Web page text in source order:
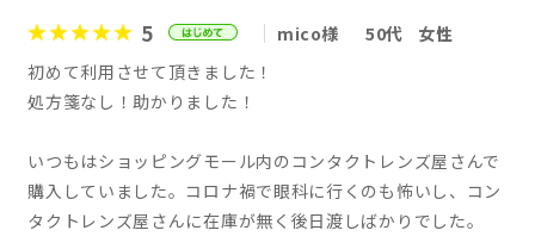
5 mico様 50代
女性
初めて利用させて頂きました！
処方箋なし！助かりました！
いつもはショッピングモール内のコンタクトレンズ屋さんで
購入していました。コロナ禍で眼科に行くのも怖いし、コン
タクトレンズ屋さんに在庫が無く後日渡しばかりでした。